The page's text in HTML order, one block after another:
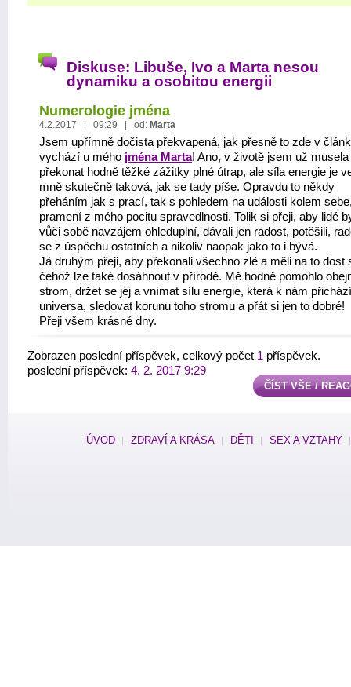
Diskuse: Libuše, Ivo a Marta nesou
dynamiku a osobitou energii
Numerologie jména
4.2.2017 | 09:29 | od: Marta
Jsem upřímně dočista překvapená, jak přesně to zde v
vychází u mého jména Marta! Ano, v životě jsem už musela
překonat hodně těžké zážitky plné útrap, ale síla energie je
mně skutečně taková, jak se tady píše. Opravdu to někdy
přeháním jak s prací, tak s pohledem na události kolem
pramení z mého pocitu spravedlnosti. Tolik si přeji, aby lidé
vůči sobě navzájem ohleduplní, dávali jen radost, potěšili,
se z úspěchu ostatních a nikoliv naopak jako to i bývá.
Já druhým přeji, aby překonali všechno zlé a měli na to dost
čehož lze také dosáhnout v přírodě. Mě hodně pomohlo
strom, držet se jej a vnímat sílu energie, která k nám
universa, sledovat korunu toho stromu a přát si jen to dobré!
Přeji všem krásné dny.
Zobrazen poslední příspěvek, celkový počet 1 příspěvek.
poslední příspěvek: 4. 2. 2017 9:29
ČÍST VŠE /
ÚVOD ZDRAVÍ A KRÁSA DĚTI SEX A VZTAHY